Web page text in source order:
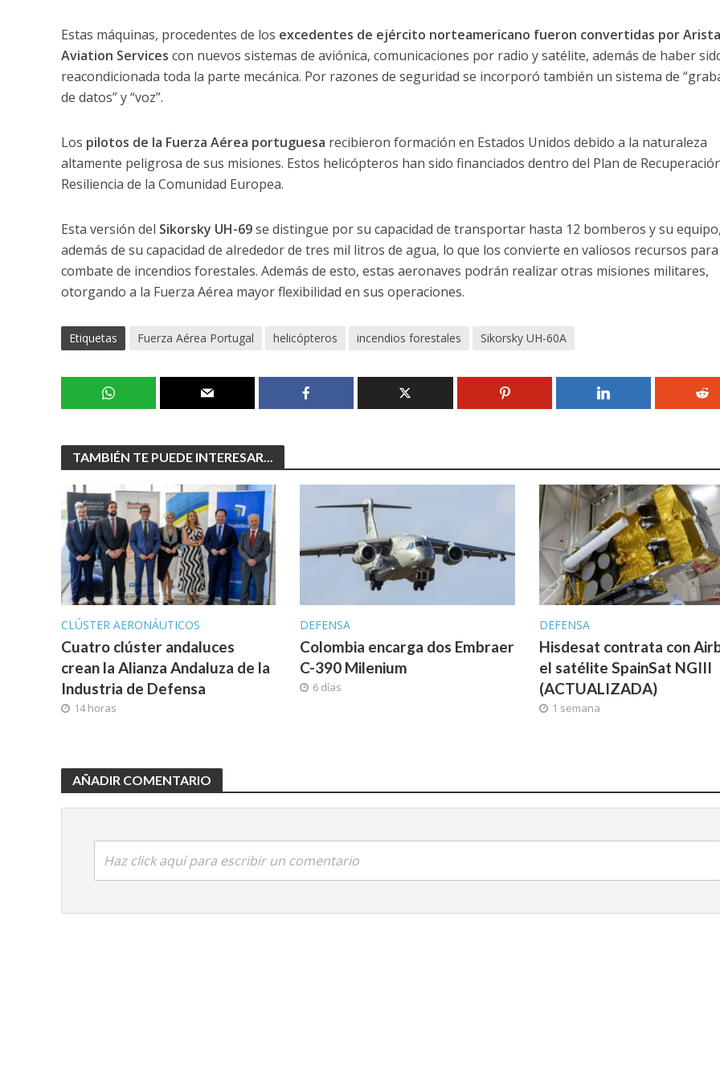
Estas máquinas, procedentes de los excedentes de ejército norteamericano fueron convertidas por Arista
Aviation Services con nuevos sistemas de aviónica, comunicaciones por radio y satélite, además de haber
reacondicionada toda la parte mecánica. Por razones de seguridad se incorporó también un sistema de
de datos” y “voz”.
Los pilotos de la Fuerza Aérea portuguesa recibieron formación en Estados Unidos debido a la naturaleza
altamente peligrosa de sus misiones. Estos helicópteros han sido financiados dentro del Plan de
Resiliencia de la Comunidad Europea.
Esta versión del Sikorsky UH-69se distingue por su capacidad de transportar hasta 12 bomberos y su
además de su capacidad de alrededor de tres mil litros de agua, lo que los convierte en valiosos recursos
combate de incendios forestales. Además de esto, estas aeronaves podrán realizar otras misiones militares,
otorgando a la Fuerza Aérea mayor flexibilidad en sus operaciones.
Etiquetas Fuerza Aérea Portugal helicópteros incendios forestales Sikorsky UH-60A
TAMBIÉN TE PUEDE INTERESAR...
CLÚSTER AERONÁUTICOS
Cuatro clúster andaluces
crean la Alianza Andaluza de la
Industria de Defensa
14 horas
DEFENSA
Colombia encarga dos Embraer
C-390 Milenium
6 días
DEFENSA
Hisdesat contrata con
el satélite SpainSat NGIII
(ACTUALIZADA)
1 semana
AÑADIR COMENTARIO
Haz click aquí para escribir un comentario